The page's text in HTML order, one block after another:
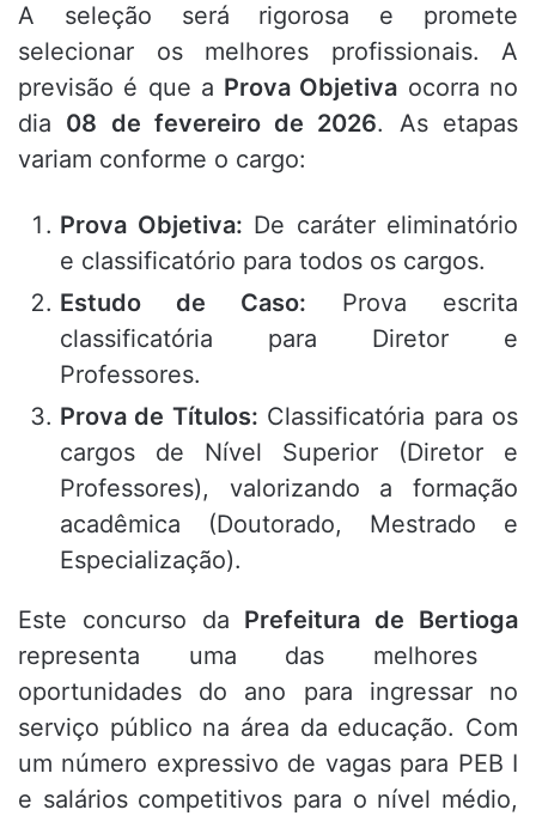
A seleção será rigorosa e promete
selecionar os melhores profissionais. A
previsão é que a Prova Objetiva ocorra no
dia 08 de fevereiro de 2026.
As etapas
variam conforme o cargo:
Prova Objetiva: De caráter eliminatório
e classificatório para todos os cargos.
Estudo de Caso: Prova escrita
classificatória para Diretor e
Professores.
Prova de Títulos: Classificatória para os
cargos de Nível Superior (Diretor e
Professores), valorizando a formação
acadêmica (Doutorado, Mestrado e
Especialização).
Este concurso da Prefeitura de Bertioga
representa uma das melhores
oportunidades do ano para ingressar no
serviço público na área da educação. Com
um número expressivo de vagas para PEB I
e salários competitivos para o nível médio,